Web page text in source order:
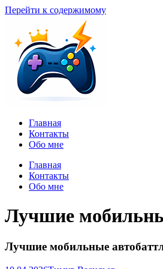
Перейти к содержимому
Главная
Контакты
Обо мне
Главная
Контакты
Обо мне
Лучшие
Лучшие мобильные